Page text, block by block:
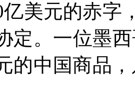
亿美元的赤字
定。一位墨
的中国商品